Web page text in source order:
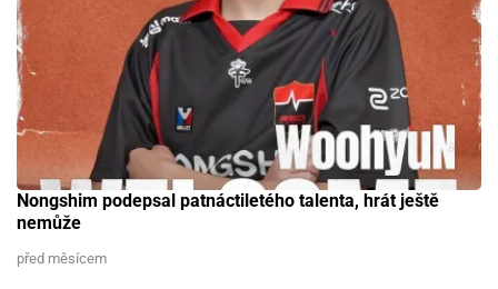
Nongshim podepsal patnáctiletého talenta, hrát ještě
nemůže
před měsícem